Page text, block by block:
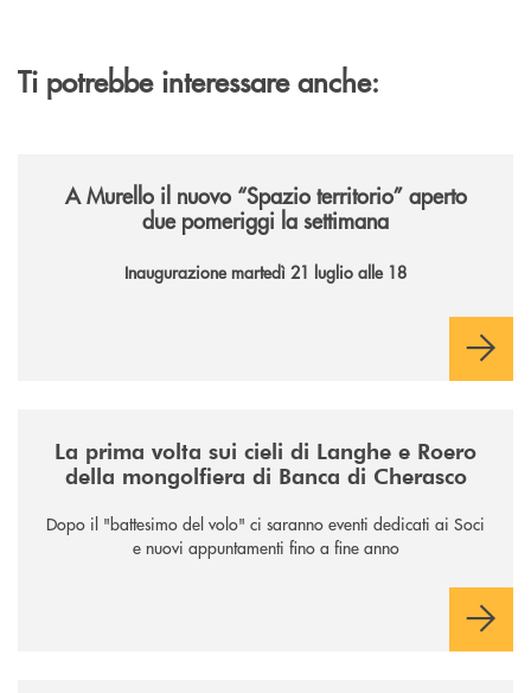
Ti potrebbe interessare anche:
A Murello il nuovo “Spazio territorio” aperto
due pomeriggi la settimana
Inaugurazione martedì 21 luglio alle 18
La prima volta sui cieli di Langhe e Roero
della mongolfiera di Banca di Cherasco
Dopo il "battesimo del volo" ci saranno eventi dedicati ai Soci
e nuovi appuntamenti fino a fine anno